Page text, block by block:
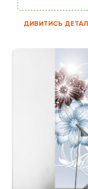
ДИВИТИСЬ